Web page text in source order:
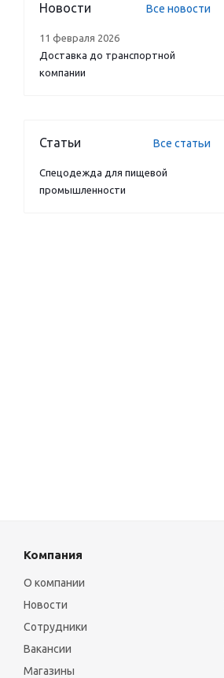
Новости Все новости
11 февраля 2026
Доставка до транспортной
компании
Статьи Все статьи
Спецодежда для пищевой
промышленности
Компания
О компании
Новости
Сотрудники
Вакансии
Магазины